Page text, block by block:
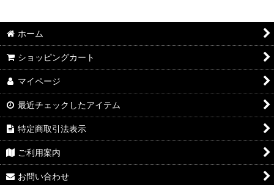
ホーム
ショッピングカート
マイページ
最近チェックしたアイテム
特定商取引法表示
ご利用案内
お問い合わせ